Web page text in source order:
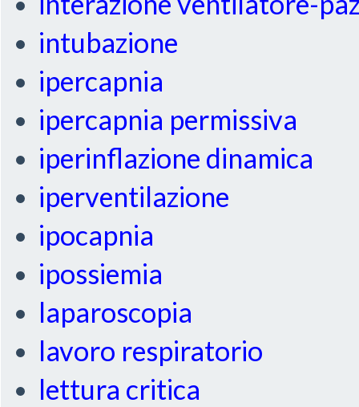
intubazione
ipercapnia
ipercapnia permissiva
iperinflazione dinamica
iperventilazione
ipocapnia
ipossiemia
laparoscopia
lavoro respiratorio
lettura critica